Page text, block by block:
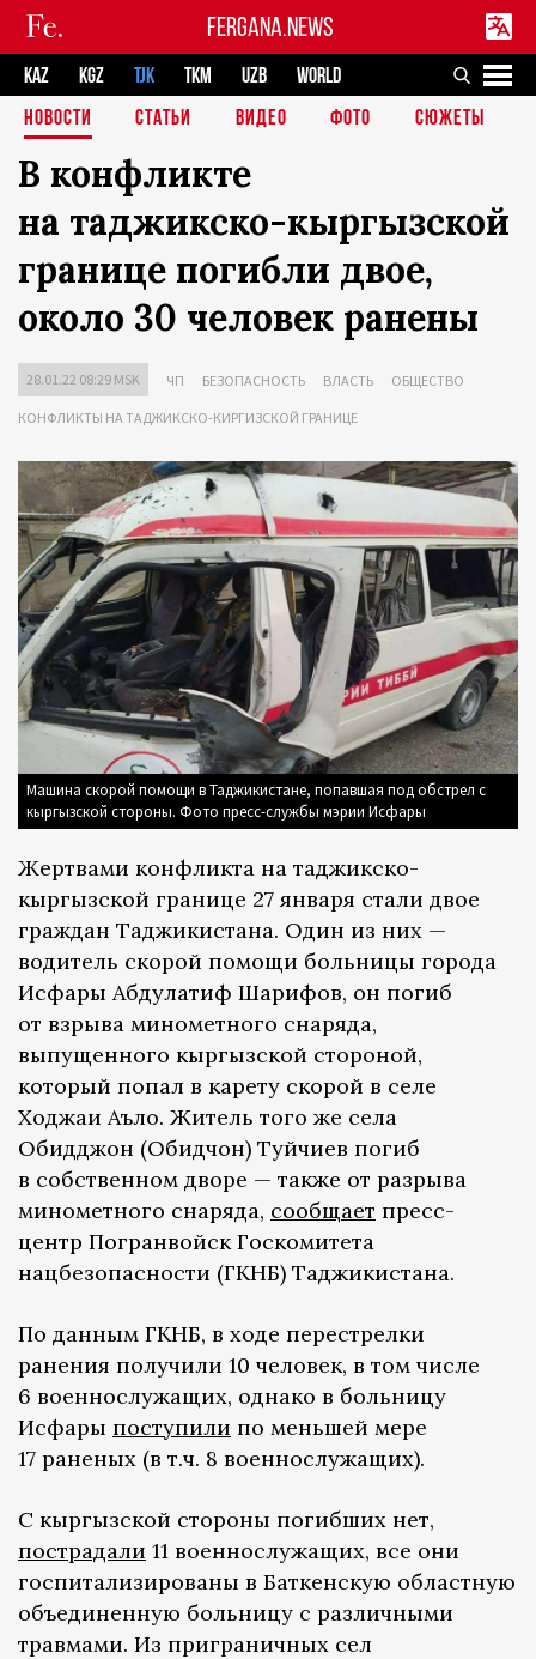
FERGANA.NEWS
KAZ KGZ TJK TKM UZB
WORLD
НОВОСТИ
СТАТЬИ ВИДЕО ФОТО СЮЖЕТЫ
В конфликте
на таджикско-кыргызской
границе погибли двое,
около 30 человек ранены
28.01.22 08:29 MSK ЧП БЕЗОПАСНОСТЬ ВЛАСТЬ ОБЩЕСТВО
КОНФЛИКТЫ НА ТАДЖИКСКО-КИРГИЗСКОЙ ГРАНИЦЕ
Машина скорой помощи в Таджикистане, попавшая под обстрел с
кыргызской стороны. Фото пресс-службы мэрии Исфары
Жертвами конфликта на таджикско-
кыргызской границе 27 января стали двое
граждан Таджикистана. Один из них —
водитель скорой помощи больницы города
Исфары Абдулатиф Шарифов, он погиб
от взрыва минометного снаряда,
выпущенного кыргызской стороной,
который попал в карету скорой в селе
Ходжаи Аъло. Житель того же села
Обидджон (Обидчон) Туйчиев погиб
в собственном дворе — также от разрыва
минометного снаряда, сообщает пресс-
центр Погранвойск Госкомитета
нацбезопасности (ГКНБ) Таджикистана.
По данным ГКНБ, в ходе перестрелки
ранения получили 10 человек, в том числе
6 военнослужащих, однако в больницу
Исфары поступили по меньшей мере
17 раненых (в т.ч. 8 военнослужащих).
С кыргызской стороны погибших нет,
пострадали 11 военнослужащих, все они
госпитализированы в Баткенскую областную
объединенную больницу с различными
травмами. Из приграничных сел